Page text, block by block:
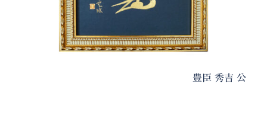
豊臣 秀吉 公